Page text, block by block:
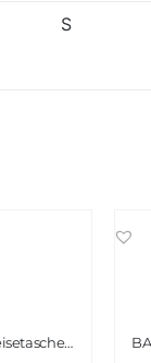
S
Gootium Unisex Canvas Reisetasche Weekender